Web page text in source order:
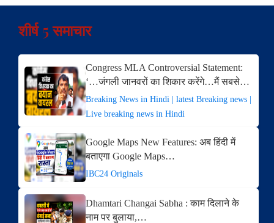
शीर्ष 5 समाचार
Congress MLA Controversial Statement:
‘…जंगली जानवरों का शिकार करेंगे…मैं सबसे…
Breaking News in Hindi | latest Breaking news |
Live breaking news in Hindi
Google Maps New Features: अब हिंदी में
बताएगा Google Maps…
IBC24 Originals
Dhamtari Changai Sabha : काम दिलाने के
नाम पर बुलाया,…